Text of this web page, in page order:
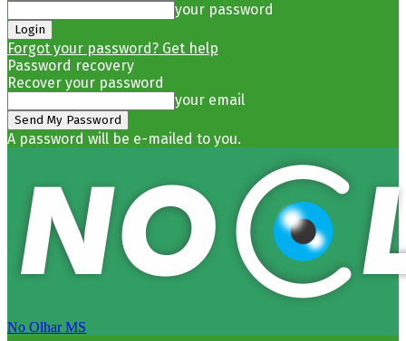
your password
Forgot your password? Get help
Password recovery
Recover your password
your email
A password will be e-mailed to you.
No Olhar MS